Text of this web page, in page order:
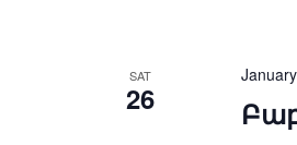
SAT
26